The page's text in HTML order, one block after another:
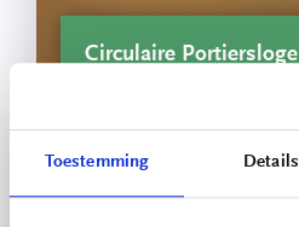
Toestemming Details
Circulaire Portiersloge